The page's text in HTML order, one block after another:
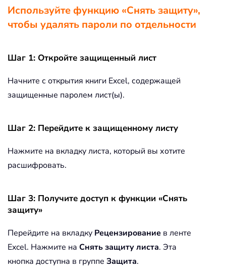
Используйте функцию «Снять защиту»,
чтобы удалять пароли по отдельности
Шаг 1: Откройте защищенный лист
Начните с открытия книги Excel, содержащей
защищенные паролем лист(ы).
Шаг 2: Перейдите к защищенному листу
Нажмите на вкладку листа, который вы хотите
расшифровать.
Шаг 3: Получите доступ к функции «Снять
защиту»
Перейдите на вкладку Рецензирование в ленте
Excel. Нажмите на Снять защиту листа. Эта
кнопка доступна в группе Защита.